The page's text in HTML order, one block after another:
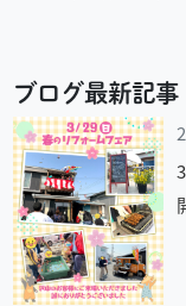
ブログ最新記事